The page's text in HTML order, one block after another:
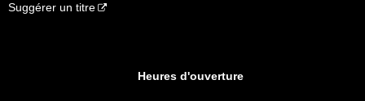
Suggérer un titre
Heures d'ouverture